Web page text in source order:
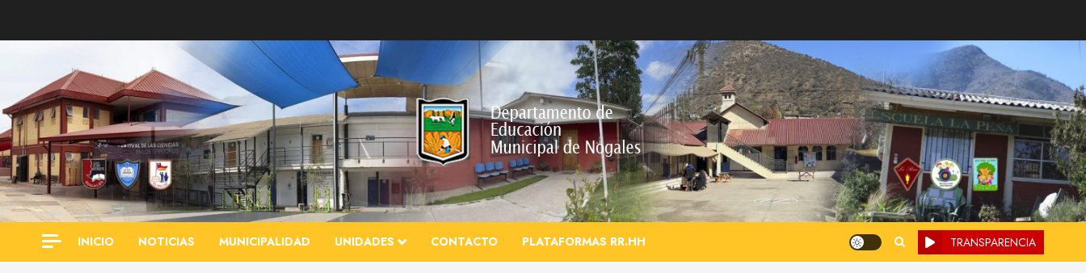
INICIO NOTICIAS MUNICIPALIDAD UNIDADES CONTACTO PLATAFORMAS RR.HH TRANSPARENCIA